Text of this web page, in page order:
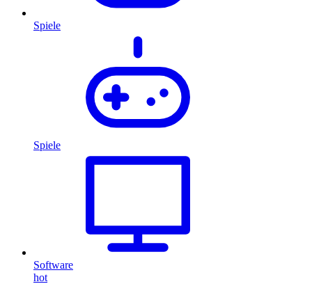
Spiele
Spiele
Software
hot